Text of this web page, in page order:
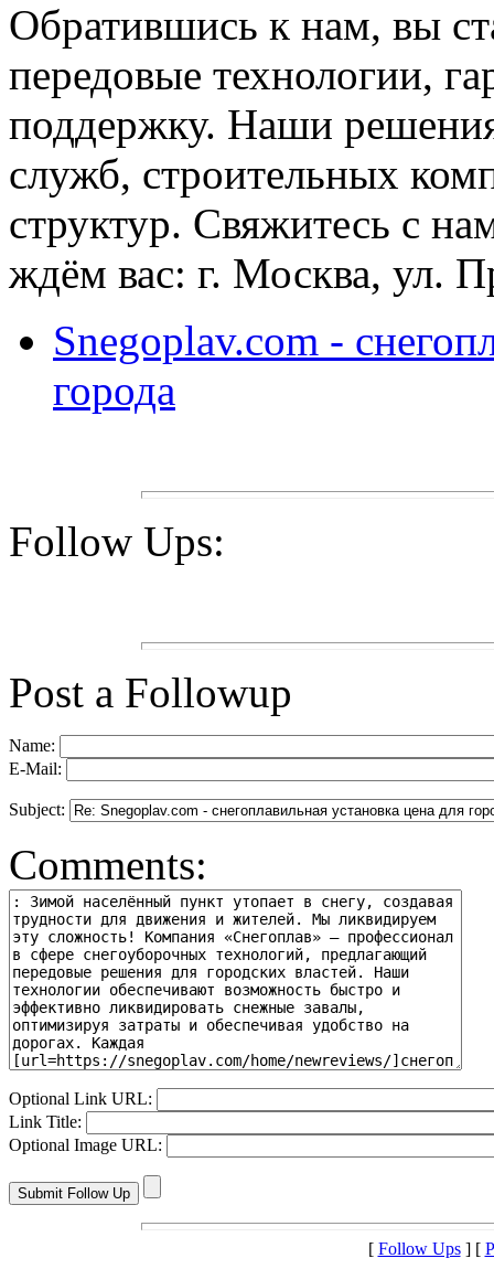
Обратившись к нам, вы
передовые технологии,
поддержку. Наши
служб, строительных
структур. Свяжитесь с
ждём вас: г. Москва, ул.
Snegoplav.com -
города
Follow Ups:
Post a Followup
Name:
E-Mail:
Subject:
Comments:
Optional Link URL:
Link Title:
Optional Image URL:
[ Follow Ups] [